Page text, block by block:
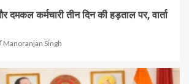
दमकल कर्मचारी तीन दिन की हड़ताल पर, वार्ता
Manoranjan Singh